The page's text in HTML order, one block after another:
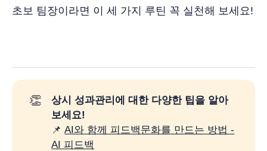
초보 팀장이라면 이 세 가지 루틴 꼭 실천해 보세요!
👏
상시 성과관리에 대한 다양한 팁을 알아
보세요!
📌AI와 함께 피드백문화를 만드는 방법 -
AI 피드백